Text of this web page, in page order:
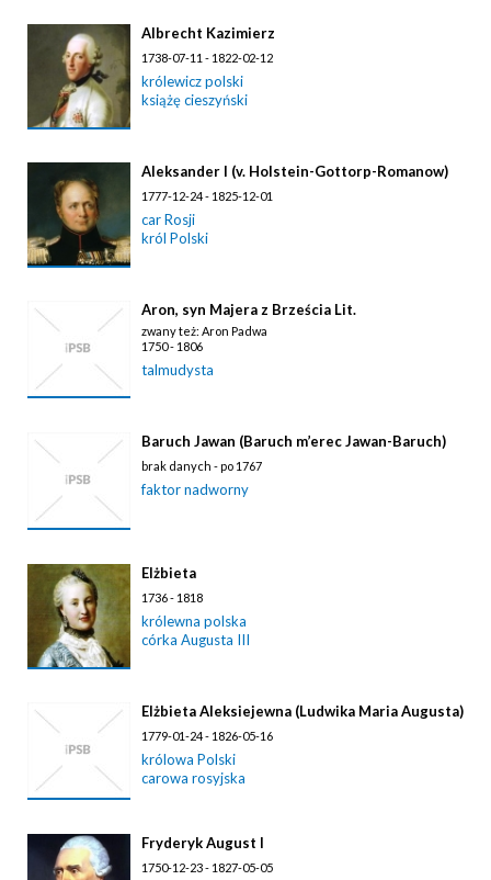
Albrecht Kazimierz
1738-07-11 - 1822-02-12
królewicz polski
książę cieszyński
Aleksander I (v. Holstein-Gottorp-Romanow)
1777-12-24 - 1825-12-01
car Rosji
król Polski
Aron, syn Majera z Brześcia Lit.
zwany też: Aron Padwa
1750 - 1806
talmudysta
Baruch Jawan (Baruch m’erec Jawan-Baruch)
brak danych - po 1767
faktor nadworny
Elżbieta
1736 - 1818
królewna polska
córka Augusta III
Elżbieta Aleksiejewna (Ludwika Maria Augusta)
1779-01-24 - 1826-05-16
królowa Polski
carowa rosyjska
Fryderyk August I
1750-12-23 - 1827-05-05